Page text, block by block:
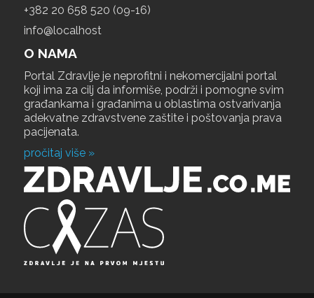
+‎382 20 658 520 (09-16)
info@localhost
O NAMA
Portal Zdravlje je neprofitni i nekomercijalni portal
koji ima za cilj da informiše, podrži i pomogne svim
građankama i građanima u oblastima ostvarivanja
adekvatne zdravstvene zaštite i poštovanja prava
pacijenata.
pročitaj više »